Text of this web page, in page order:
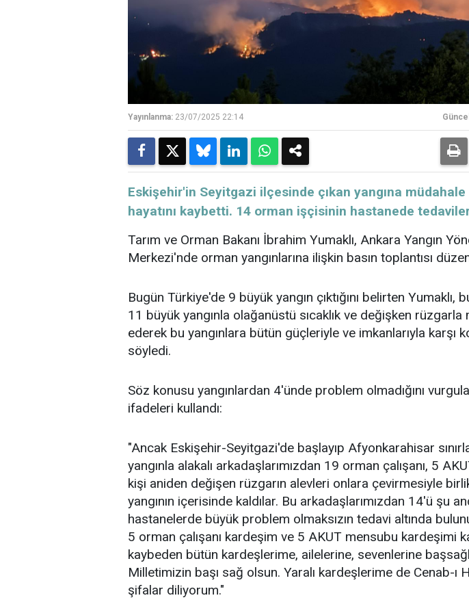
Yayınlanma: 23/07/2025 22:14
​​​​​​​Eskişehir'in Seyitgazi ilçesinde çıkan yangına
hayatını kaybetti. 14 orman işçisinin hastanede
Tarım ve Orman Bakanı İbrahim Yumaklı, Ankara Yangın
Merkezi'nde orman yangınlarına ilişkin basın toplantısı
Bugün Türkiye'de 9 büyük yangın çıktığını belirten Yumaklı,
11 büyük yangınla olağanüstü sıcaklık ve değişken rüzgarla
ederek bu yangınlara bütün güçleriyle ve imkanlarıyla karşı
söyledi.
Söz konusu yangınlardan 4'ünde problem olmadığını
ifadeleri kullandı:
"Ancak Eskişehir-Seyitgazi'de başlayıp Afyonkarahisar
yangınla alakalı arkadaşlarımızdan 19 orman çalışanı, 5
kişi aniden değişen rüzgarın alevleri onlara çevirmesiyle
yangının içerisinde kaldılar. Bu arkadaşlarımızdan 14'ü şu
hastanelerde büyük problem olmaksızın tedavi altında
5 orman çalışanı kardeşim ve 5 AKUT mensubu kardeşimi
kaybeden bütün kardeşlerime, ailelerine, sevenlerine
Milletimizin başı sağ olsun. Yaralı kardeşlerime de Cenab-ı
şifalar diliyorum."